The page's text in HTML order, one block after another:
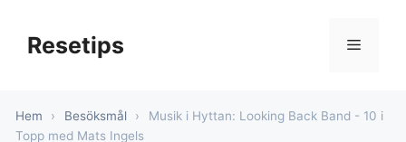
innehållResetips Meny
Hem › Besöksmål ›
Musik i Hyttan: Looking Back Band - 10 i
Topp med Mats Ingels